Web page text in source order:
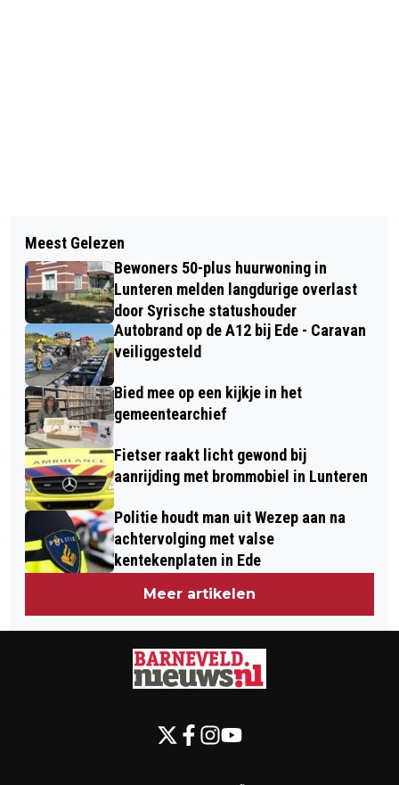
JALOERS ZIJN IS EEN HEEL SLECHTE
EIGENSCHAP
KLAAS DRUPSTEEN IS HET NIEUWE
GEZICHT VAN DE WEEK VAN
GELDERLAND
Meest Gelezen
Bewoners 50-plus huurwoning in
Lunteren melden langdurige overlast
door Syrische statushouder
Autobrand op de A12 bij Ede - Caravan
veiliggesteld
Bied mee op een kijkje in het
gemeentearchief
Fietser raakt licht gewond bij
aanrijding met brommobiel in Lunteren
Politie houdt man uit Wezep aan na
achtervolging met valse
kentekenplaten in Ede
Meer artikelen